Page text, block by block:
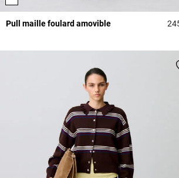
Pull maille foulard amovible